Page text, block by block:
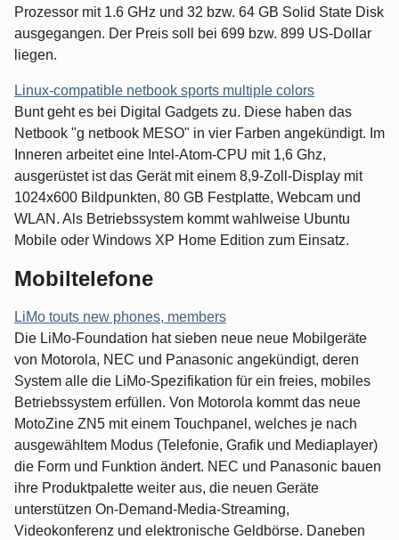
Prozessor mit 1.6 GHz und 32 bzw. 64 GB Solid State Disk
ausgegangen. Der Preis soll bei 699 bzw. 899 US-Dollar
liegen.
Linux-compatible netbook sports multiple colors
Bunt geht es bei Digital Gadgets zu. Diese haben das
Netbook "g netbook MESO" in vier Farben angekündigt. Im
Inneren arbeitet eine Intel-Atom-CPU mit 1,6 Ghz,
ausgerüstet ist das Gerät mit einem 8,9-Zoll-Display mit
1024x600 Bildpunkten, 80 GB Festplatte, Webcam und
WLAN. Als Betriebssystem kommt wahlweise Ubuntu
Mobile oder Windows XP Home Edition zum Einsatz.
Mobiltelefone
LiMo touts new phones, members
Die LiMo-Foundation hat sieben neue neue Mobilgeräte
von Motorola, NEC und Panasonic angekündigt, deren
System alle die LiMo-Spezifikation für ein freies, mobiles
Betriebssystem erfüllen. Von Motorola kommt das neue
MotoZine ZN5 mit einem Touchpanel, welches je nach
ausgewähltem Modus (Telefonie, Grafik und Mediaplayer)
die Form und Funktion ändert. NEC und Panasonic bauen
ihre Produktpalette weiter aus, die neuen Geräte
unterstützen On-Demand-Media-Streaming,
Videokonferenz und elektronische Geldbörse. Daneben